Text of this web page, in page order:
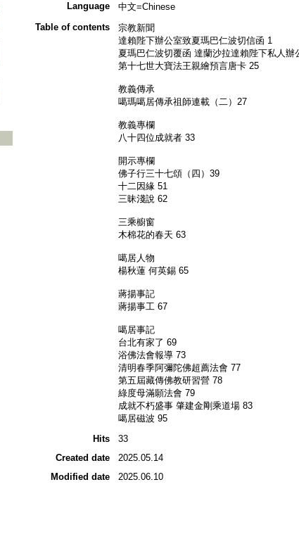
Language
中文=Chinese
Table of contents
宗教新聞
達賴陛下辦公室致夏瑪巴仁波切信函 1
夏瑪巴仁波切覆函 達蘭沙拉達賴陛下私人辦
第十七世大寶法王親繪預言唐卡 25
教義傳承
噶瑪噶居傳承祖師連載（二）27
教義專欄
八十四位成就者 33
開示專欄
佛子行三十七頌（四）39
十二因緣 51
三昧淺說 62
三乘櫥窗
木棉花的春天 63
噶居人物
楊秋蓮 何英錫 65
蔣揚事記
蔣揚事工 67
噶居事記
台北有家了 69
浴佛法會報導 73
清明春季阿彌陀佛超薦法會 77
第五屆藏傳佛教研習營 78
綠度母滿願法會 79
成就不朽盛事 肇建金剛乘道場 83
噶居磁波 95
Hits
33
Created date
2025.05.14
Modified date
2025.06.10